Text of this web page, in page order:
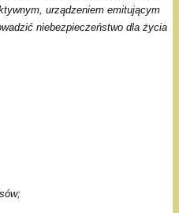
urządzeniem emitującym
niebezpieczeństwo dla życia